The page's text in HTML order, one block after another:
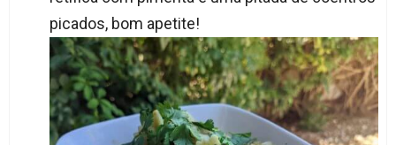
picados, bom apetite!